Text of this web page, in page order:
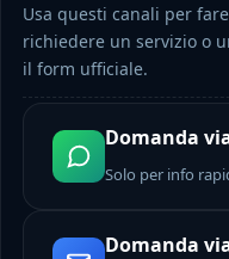
Usa questi canali per
richiedere un servizio o
il form ufficiale.
Domanda
Solo per info
Domanda